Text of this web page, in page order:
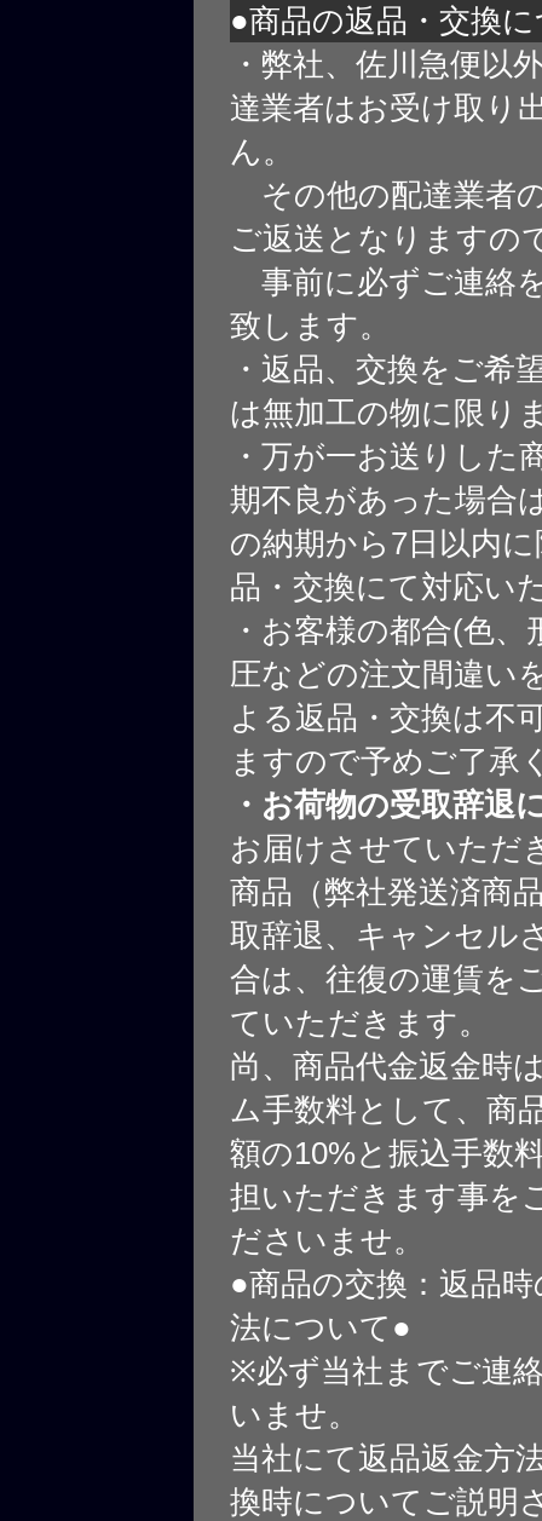
●商品の返品・交換
・弊社、佐川急便以
達業者はお受け取り
ん。
その他の配達業者
ご返送となりますの
事前に必ずご連絡
致します。
・返品、交換をご希
は無加工の物に限り
・万が一お送りした
期不良があった場合
の納期から7日以内
品・交換にて対応い
・お客様の都合(色、
圧などの注文間違い
よる返品・交換は不
ますので予めご了承
・お荷物の受取辞退
お届けさせていただ
商品（弊社発送済商
取辞退、キャンセル
合は、往復の運賃を
ていただきます。
尚、商品代金返金時
ム手数料として、商
額の10%と振込手数
担いただきます事を
ださいませ。
●商品の交換：返品
法について●
※必ず当社までご連
いませ。
当社にて返品返金方
換時についてご説明